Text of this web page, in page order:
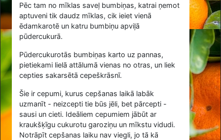
Pēc tam no mīklas saveļ bumbiņas, katrai ņemot
aptuveni tik daudz mīklas, cik ieiet vienā
ēdamkarotē un katru bumbiņu apviļā
pūdercukurā.
Pūdercukurotās bumbiņas karto uz pannas,
pietiekami lielā attālumā vienas no otras, un liek
cepties sakarsētā cepeškrāsnī.
Šie ir cepumi, kurus cepšanas laikā labāk
uzmanīt - neizcepti tie būs jēli, bet pārcepti -
sausi un cieti. Ideāliem cepumiem jābūt ar
kraukšķīgu cukurotu garoziņu un mīkstu vidudi.
Notrāpīt cepšanas laiku nav viegli, jo tā kā